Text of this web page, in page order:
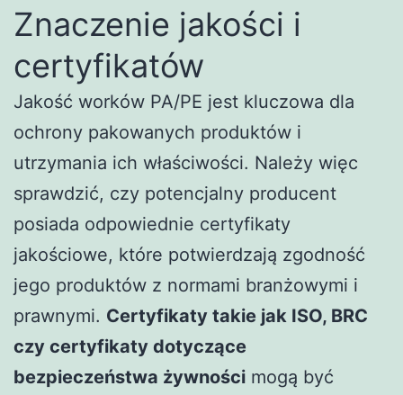
Znaczenie jakości i
certyfikatów
Jakość worków PA/PE jest kluczowa dla
ochrony pakowanych produktów i
utrzymania ich właściwości. Należy więc
sprawdzić, czy potencjalny producent
posiada odpowiednie certyfikaty
jakościowe, które potwierdzają zgodność
jego produktów z normami branżowymi i
prawnymi. Certyfikaty takie jak ISO, BRC
czy certyfikaty dotyczące
bezpieczeństwa żywności mogą być